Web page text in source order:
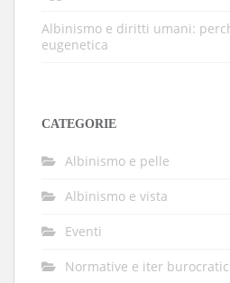
Albinismo e diritti umani:
eugenetica
CATEGORIE
Albinismo e pelle
Albinismo e vista
Eventi
Normative e iter burocratici